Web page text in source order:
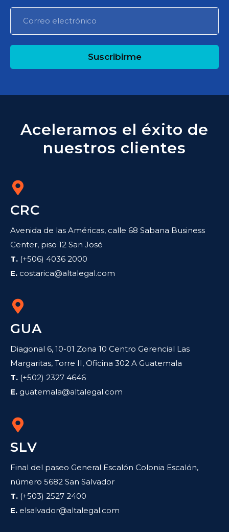
Suscribirme
Aceleramos el éxito de
nuestros clientes
CRC
Avenida de las Américas, calle 68 Sabana Business
Center, piso 12 San José
T. (+506) 4036 2000
E. costarica@altalegal.com
GUA
Diagonal 6, 10-01 Zona 10 Centro Gerencial Las
Margaritas, Torre II, Oficina 302 A Guatemala
T. (+502) 2327 4646
E. guatemala@altalegal.com
SLV
Final del paseo General Escalón Colonia Escalón,
número 5682 San Salvador
T. (+503) 2527 2400
E. elsalvador@altalegal.com